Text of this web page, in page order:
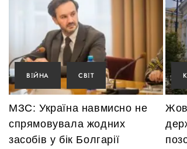
ВІЙНА СВІТ
МЗС: Україна навмисно не
спрямовувала жодних
засобів у бік Болгарії